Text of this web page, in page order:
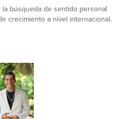
búsqueda de sentido personal
crecimiento a nivel internacional.